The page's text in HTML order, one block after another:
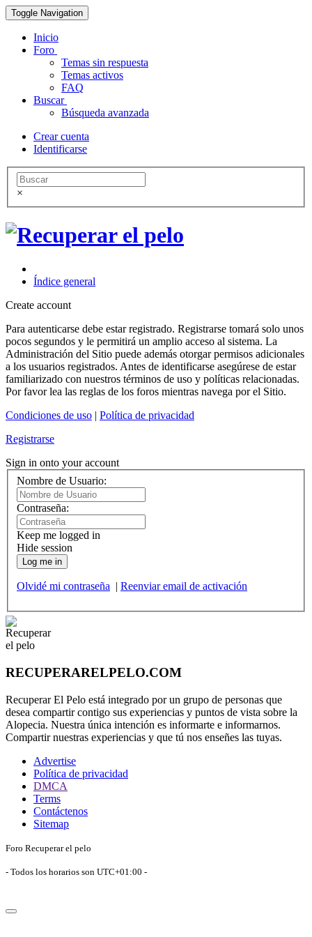
Toggle Navigation
Inicio
Foro
Temas sin respuesta
Temas activos
FAQ
Buscar
Búsqueda avanzada
Crear cuenta
Identificarse
×
Índice general
Create account
Para autenticarse debe estar registrado. Registrarse tomará solo unos
pocos segundos y le permitirá un amplio acceso al sistema. La
Administración del Sitio puede además otorgar permisos adicionales
a los usuarios registrados. Antes de identificarse asegúrese de estar
familiarizado con nuestros términos de uso y políticas relacionadas.
Por favor lea las reglas de los foros mientras navega por el Sitio.
Condiciones de uso
Política de privacidad
Registrarse
Sign in onto your account
Nombre de Usuario:
Contraseña:
Keep me logged in
Hide session
Log me in
Olvidé mi contraseña | Reenviar email de activación
RECUPERARELPELO.COM
Recuperar El Pelo está integrado por un grupo de personas que
desea compartir contigo sus experiencias y puntos de vista sobre la
Alopecia. Nuestra única intención es informarte e informarnos.
Compartir nuestras experiencias y que tú nos enseñes las tuyas.
Advertise
Política de privacidad
DMCA
Terms
Contáctenos
Sitemap
Foro Recuperar el pelo
- Todos los horarios son UTC+01:00 -